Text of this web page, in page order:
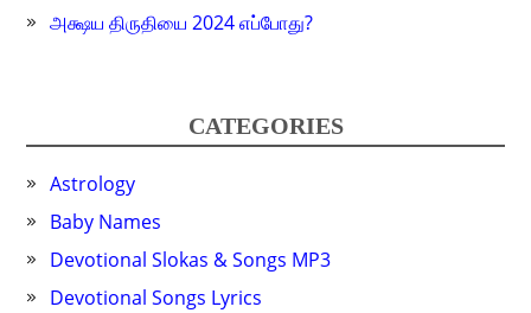
அக்ஷய திருதியை 2024 எப்போது?
CATEGORIES
Astrology
Baby Names
Devotional Slokas & Songs MP3
Devotional Songs Lyrics